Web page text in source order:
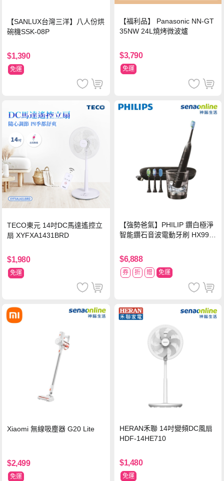
【SANLUX台灣三洋】八人份烘
碗機SSK-08P
$1,390
免運
【福利品】 Panasonic NN-GT
35NW 24L燒烤微波爐
$3,790
免運
TECO東元 14吋DC馬達遙控立
扇 XYFXA1431BRD
$1,980
免運
【強勢爸氣】PHILIP 鑽白極淨
智能鑽石音波電動牙刷 HX992
$6,888
券 折 贈 免運
Xiaomi 無線吸塵器 G20 Lite
$2,499
免運
HERAN禾聯 14吋變頻DC風扇
HDF-14HE710
$1,480
免運